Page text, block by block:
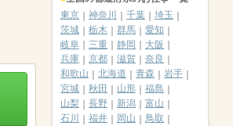
東京
神奈川 千葉
埼玉
茨城
栃木 群馬
愛知
岐阜
三重 静岡
大阪
兵庫
京都 滋賀
奈良
和歌山
北海道 青森
岩手
宮城
秋田 山形
福島
山梨
長野 新潟
富山
石川
福井 岡山
鳥取